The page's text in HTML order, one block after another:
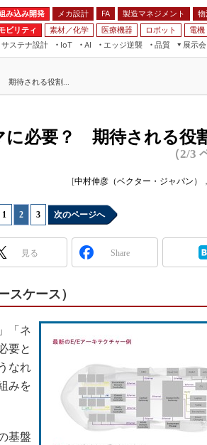
み込み開発 メカ設計 FA 製造マネジメント
ビリティ 素材／化学 医療機器 ロボット 電機
サステナ設計
IoT
AI
エッジ逆襲 品質
展示会
JIMTOF
IIFES
ジャパンモビリティショー
TECHNO-FRONTIER
人テク展
スマート工場EXPO
EdgeTech+
日本ものづくりワールド
VR／AR
フィールドサービス
組み込みモデリング
Windows Embedded
車載ソフト開発
3Dプリンタ
デジタルツインとCAE
S＆OP
インダストリー4.0
イノベーション
製造業ビッグデータ
FA
モビリティ
期待される役割...
に必要？ 期待される役
（2/3
[中村伸彦（ベクター・ジャパン） ，
1 2 3 次のページへ
見る Share
スケース）
「ネ
要と
なれ
みを
基盤